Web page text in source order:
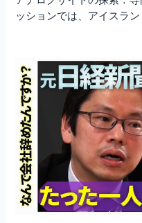
ッションでは、アイスラ